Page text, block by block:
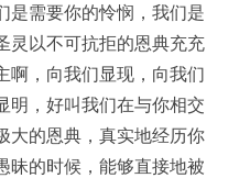
是需要你的怜悯，我们是
灵以不可抗拒的恩典充充
啊，向我们显现，向我们
明，好叫我们在与你相交
大的恩典，真实地经历你
昧的时候，能够直接地被